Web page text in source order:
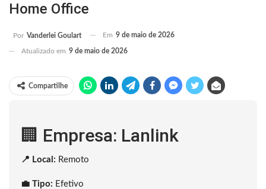
Home Office
Por Vanderlei Goulart Em 9 de maio de 2026
Atualizado em 9 de maio de 2026
Compartilhe
🏢 Empresa: Lanlink
📍 Local: Remoto
💼 Tipo: Efetivo